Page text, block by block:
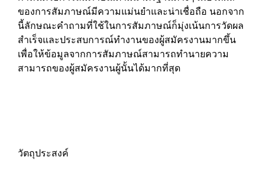
ของการสัมภาษณ์มีความแม่นยำและน่าเชื่อถือ นอกจาก
นี้ลักษณะคำถามที่ใช้ในการสัมภาษณ์ก็มุ่งเน้นการวัดผล
สำเร็จและประสบการณ์ทำงานของผู้สมัครงานมากขึ้น
เพื่อให้ข้อมูลจากการสัมภาษณ์สามารถทำนายความ
สามารถของผู้สมัครงานผู้นั้นได้มากที่สุด
วัตถุประสงค์